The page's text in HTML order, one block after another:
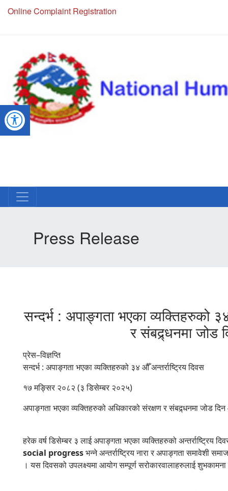
Online Complaint Registration
Press Release
सन्दर्भ : अपाङ्गता भएका व्यक्तिहरुको
र संबद्र्धनमा
प्रेस–विज्ञप्ति
सन्दर्भ : अपाङ्गता भएका व्यक्तिहरुको ३४ औँ अन्तर्राष्ट्रिय दिवस
१७ मङ्सिर २०८२ (३ डिसेम्बर २०२५)
अपाङ्गता भएका व्यक्तिहरुको अधिकारको संरक्षण र संबद्र्धनमा जोड
हरेक वर्ष डिसेम्बर ३ लाई अपाङ्गता भएका व्यक्तिहरुको अन्तर्राष्ट्रिय
social progressभन्ने अन्तर्राष्ट्रिय नारा र अपाङ्गता समावेशी
। यस दिवसको उपलक्ष्यमा आयोग सम्पूर्ण सरोकारवालाहरुलाई